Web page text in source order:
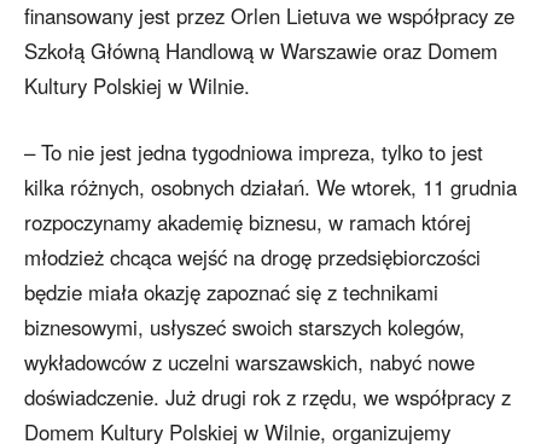
finansowany jest przez Orlen Lietuva we współpracy ze
Szkołą Główną Handlową w Warszawie oraz Domem
Kultury Polskiej w Wilnie.
– To nie jest jedna tygodniowa impreza, tylko to jest
kilka różnych, osobnych działań. We wtorek, 11 grudnia
rozpoczynamy akademię biznesu, w ramach której
młodzież chcąca wejść na drogę przedsiębiorczości
będzie miała okazję zapoznać się z technikami
biznesowymi, usłyszeć swoich starszych kolegów,
wykładowców z uczelni warszawskich, nabyć nowe
doświadczenie. Już drugi rok z rzędu, we współpracy z
Domem Kultury Polskiej w Wilnie, organizujemy